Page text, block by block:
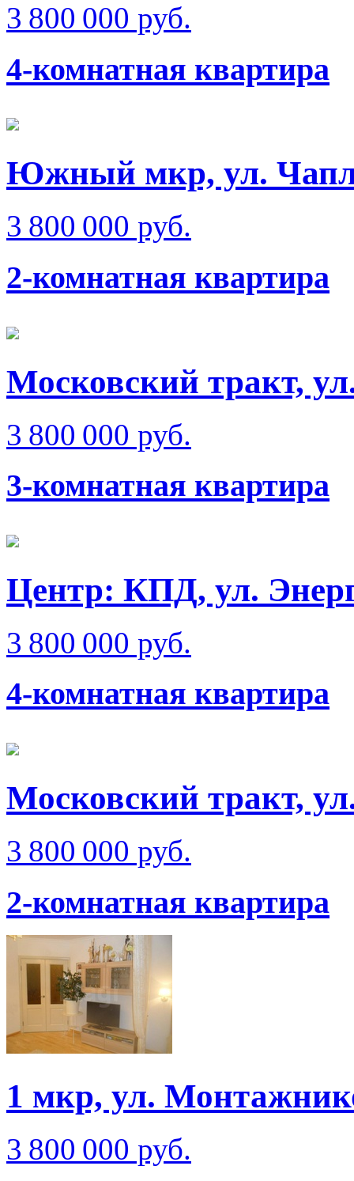
3 800 000 руб.
4-комнатная квартира
Южный мкр, ул.
3 800 000 руб.
2-комнатная квартира
Московский тракт,
3 800 000 руб.
3-комнатная квартира
Центр: КПД, ул.
3 800 000 руб.
4-комнатная квартира
Московский тракт,
3 800 000 руб.
2-комнатная квартира
1 мкр, ул.
3 800 000 руб.